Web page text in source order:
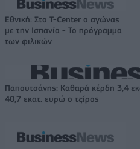
Εθνική: Στο T-Center ο αγώνας
με την Ισπανία - Το πρόγραμμα
των φιλικών
Παπουτσάνης: Καθαρά κέρδη 3,4
40,7 εκατ. ευρώ ο τζίρος